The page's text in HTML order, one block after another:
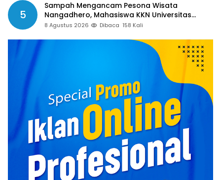
5
Sampah Mengancam Pesona Wisata
Nangadhero, Mahasiswa KKN Universitas
Muhamadiyah Turun Tangan Bersihkan Pantai
8 Agustus 2026 Dibaca 158 Kali